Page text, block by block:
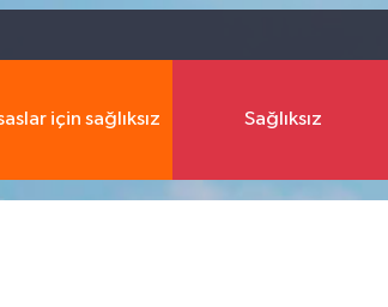
için sağlıksız Sağlıksız